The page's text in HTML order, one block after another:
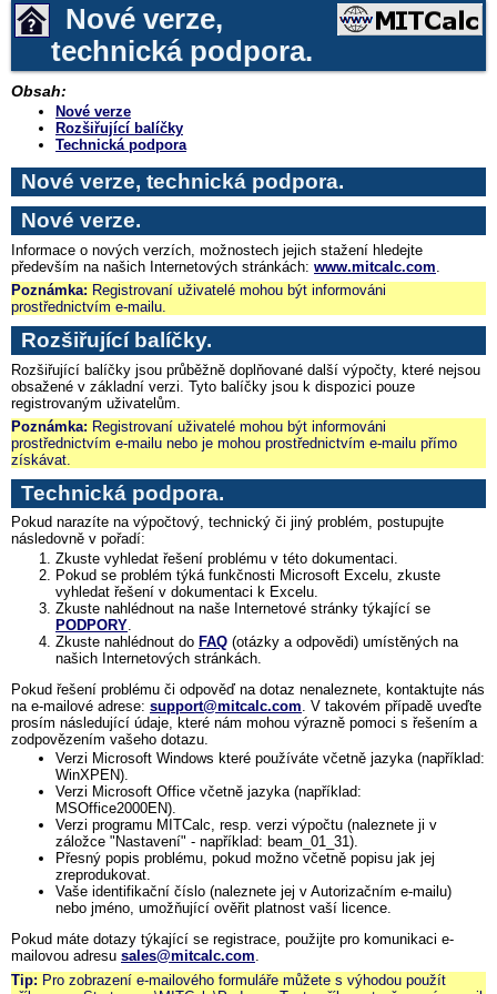
Nové verze,
technická podpora.
Obsah:
Nové verze
Rozšiřující balíčky
Technická podpora
Nové verze, technická podpora.
Nové verze.
Informace o nových verzích, možnostech jejich stažení hledejte
především na našich Internetových stránkách: www.mitcalc.com
Poznámka: Registrovaní uživatelé mohou být informováni
prostřednictvím e-mailu.
Rozšiřující balíčky.
Rozšiřující balíčky jsou průběžně doplňované další výpočty, které nejsou
obsažené v základní verzi. Tyto balíčky jsou k dispozici pouze
registrovaným uživatelům.
Poznámka: Registrovaní uživatelé mohou být informováni
prostřednictvím e-mailu nebo je mohou prostřednictvím e-mailu přímo
získávat.
Technická podpora.
Pokud narazíte na výpočtový, technický či jiný problém, postupujte
následovně v pořadí:
Zkuste vyhledat řešení problému v této dokumentaci.
Pokud se problém týká funkčnosti Microsoft Excelu, zkuste
vyhledat řešení v dokumentaci k Excelu.
Zkuste nahlédnout na naše Internetové stránky týkající se
PODPORY
Zkuste nahlédnout do FAQ (otázky a odpovědi) umístěných na
našich Internetových stránkách.
Pokud řešení problému či odpověď na dotaz nenaleznete, kontaktujte nás
na e-mailové adrese: support@mitcalc.com . V takovém případě uveďte
prosím následující údaje, které nám mohou výrazně pomoci s řešením a
zodpovězením vašeho dotazu.
Verzi Microsoft Windows které používáte včetně jazyka (například:
WinXPEN).
Verzi Microsoft Office včetně jazyka (například:
MSOffice2000EN).
Verzi programu MITCalc, resp. verzi výpočtu (naleznete ji v
záložce "Nastavení" - například: beam_01_31).
Přesný popis problému, pokud možno včetně popisu jak jej
zreprodukovat.
Vaše identifikační číslo (naleznete jej v Autorizačním e-mailu)
nebo jméno, umožňující ověřit platnost vaší licence.
Pokud máte dotazy týkající se registrace, použijte pro komunikaci e-
mailovou adresu sales@mitcalc.com.
Tip: Pro zobrazení e-mailového formuláře můžete s výhodou použít